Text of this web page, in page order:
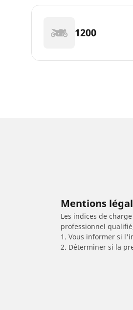
1200
Mentions
Les indices de
professionnel
1. Vous informer si
2. Déterminer si la